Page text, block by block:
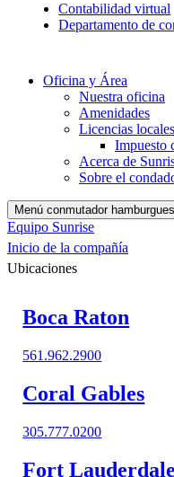
Contabilidad virtual
Departamento de
Oficina y Área
Nuestra oficina
Amenidades
Licencias locales
Impuesto
Acerca de
Sobre el
Menú conmutador
Equipo Sunrise
Inicio de la compañía
Ubicaciones
Boca Raton
561.962.2900
Coral Gables​
305.777.0200
Fort Lauderdale